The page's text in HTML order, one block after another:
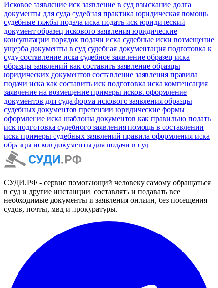
Исковое заявление иск заявление в суд взыскание долга
документы для суда судебная практика юридическая помощь
судебные тяжбы подача иска подать иск юридический
документ образец искового заявления юридические
консультации порядок подачи иска судебные иски возмещение
ущерба документы в суд судебная документация подготовка к
суду составление иска судебное заявление образец иска
образцы заявлений как составить заявление образцы
юридических документов составление заявления правила
подачи иска как составить иск подготовка иска компенсация
заявление на возмещение примеры исков. оформление
документов для суда форма искового заявления образцы
судебных документов претензии юридические формы
оформление иска шаблоны документов как правильно подать
иск подготовка судебного заявления помощь в составлении
иска примеры судебных заявлений правила оформления иска
образцы исков документы для подачи в суд
СУДИ.РФ - сервис помогающий человеку самому обращаться
в суд и другие инстанции, составлять и подавать все
необходимые документы и заявления онлайн, без посещения
судов, почты, мвд и прокуратуры.